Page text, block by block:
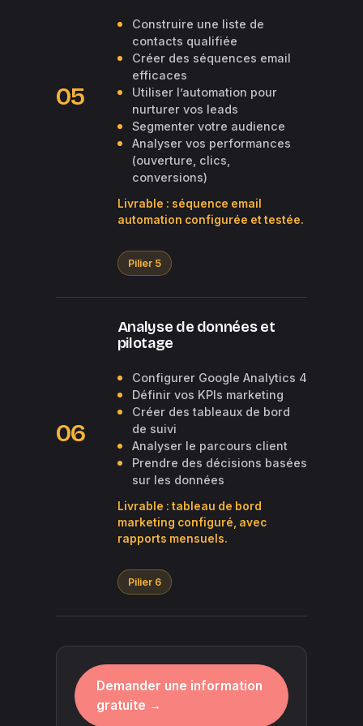
05
Construire une liste de
contacts qualifiée
Créer des séquences email
efficaces
Utiliser l’automation pour
nurturer vos leads
Segmenter votre audience
Analyser vos performances
(ouverture, clics,
conversions)
Livrable : séquence email
automation configurée et testée.
Pilier 5
06
Analyse de données et
pilotage
Configurer Google Analytics 4
Définir vos KPIs marketing
Créer des tableaux de bord
de suivi
Analyser le parcours client
Prendre des décisions basées
sur les données
Livrable : tableau de bord
marketing configuré, avec
rapports mensuels.
Pilier 6
Demander une information
gratuite →